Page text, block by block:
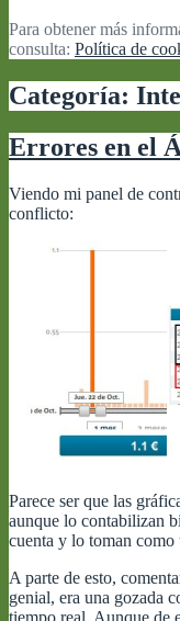
Para obtener más
consulta: Política de
Categoría:
Errores en el
Viendo mi panel de
conflicto:
Parece ser que las
aunque lo contabilizan
cuenta y lo toman
A parte de esto,
genial, era una gozada
tiempo real. Aunque de